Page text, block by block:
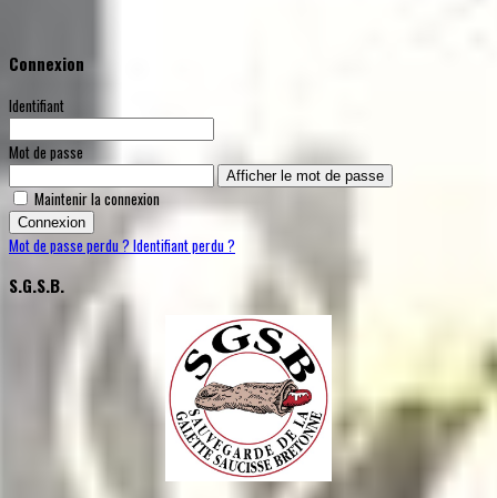
Connexion
Identifiant
Mot de passe
Afficher le mot de passe
Maintenir la connexion
Connexion
Mot de passe perdu ? Identifiant perdu ?
S.G.S.B.